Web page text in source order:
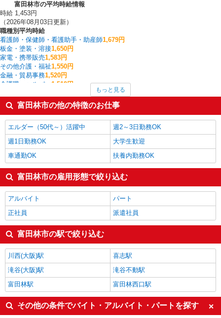
富田林市の平均時給情報
時給 1,453円
（2026年08月03日更新）
職種別平均時給
看護師・保健師・看護助手・助産師1,679円
板金・塗装・溶接1,650円
家電・携帯販売1,583円
その他介護・福祉1,550円
金融・貿易事務1,520円
介護職・ヘルパー 1,519円
経理・人事・労務・総務・法務1,500円
医療事務・受付・クラーク 1,500円
クレーン・玉掛1,425円
富田林市の他の職種の平均時給を見る
もっと見る
富田林市の他の特徴のお仕事
エルダー（50代～）活躍中
週2～3日勤務OK
週1日勤務OK
大学生歓迎
車通勤OK
扶養内勤務OK
富田林市の雇用形態で絞り込む
アルバイト
パート
正社員
派遣社員
富田林市の駅で絞り込む
川西(大阪)駅
喜志駅
滝谷(大阪)駅
滝谷不動駅
富田林駅
富田林西口駅
その他の条件でバイト・アルバイト・パートを探す